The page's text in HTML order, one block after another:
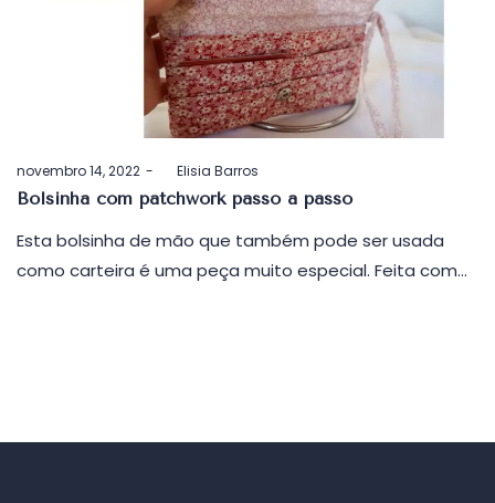
Postado
em
novembro 14, 2022 byElisia Barros
Bolsinha com patchwork passo a passo
Esta bolsinha de mão que também pode ser usada
como carteira é uma peça muito especial. Feita com…